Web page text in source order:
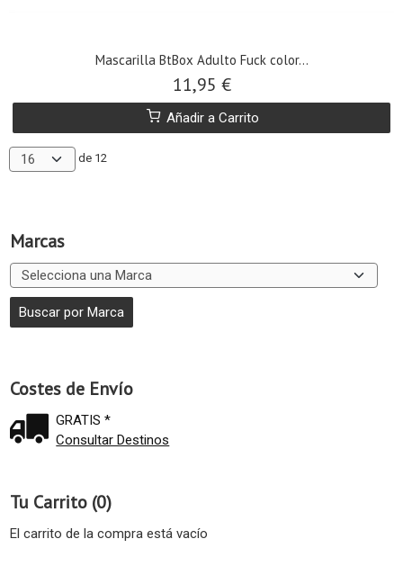
Marcas
Costes de Envío
GRATIS *
Consultar Destinos
Tu Carrito (0)
El carrito de la compra está vacío
Mascarilla BtBox Adulto Fuck color...
11,95 €
Añadir a Carrito
de 12